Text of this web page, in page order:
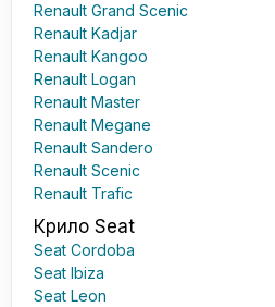
Renault Grand Scenic
Renault Kadjar
Renault Kangoo
Renault Logan
Renault Master
Renault Megane
Renault Sandero
Renault Scenic
Renault Trafic
Крило Seat
Seat Cordoba
Seat Ibiza
Seat Leon